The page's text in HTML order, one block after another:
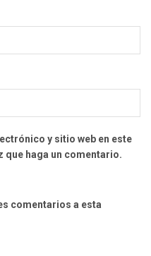
y sitio web en este
que haga un comentario.
comentarios a esta